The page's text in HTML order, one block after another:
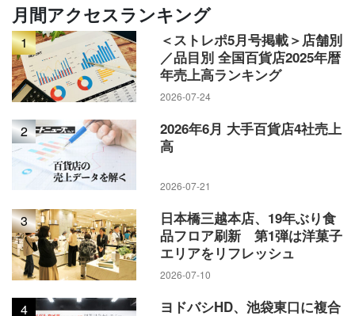
また、さらなる成長に向けた環境整備として、従業員組織を
今年9月に大幅に再編している。顧客営業の基幹を担う外商部
門と営業部門との連動性を強め、常に新鮮なコンテンツを提
供するコンテンツ開発部門の機能を強化。顧客との強固な関
係性の構築と店舗の魅力向上を目指す。
月間アクセスランキング
1
＜ストレポ5月号掲載＞店舗別
／品目別 全国百貨店2025年暦
年売上高ランキング
2026-07-24
2
2026年6月 大手百貨店4社売上
高
2026-07-21
3
日本橋三越本店、19年ぶり食
品フロア刷新 第1弾は洋菓子
エリアをリフレッシュ
2026-07-10
4
ヨドバシHD、池袋東口に複合